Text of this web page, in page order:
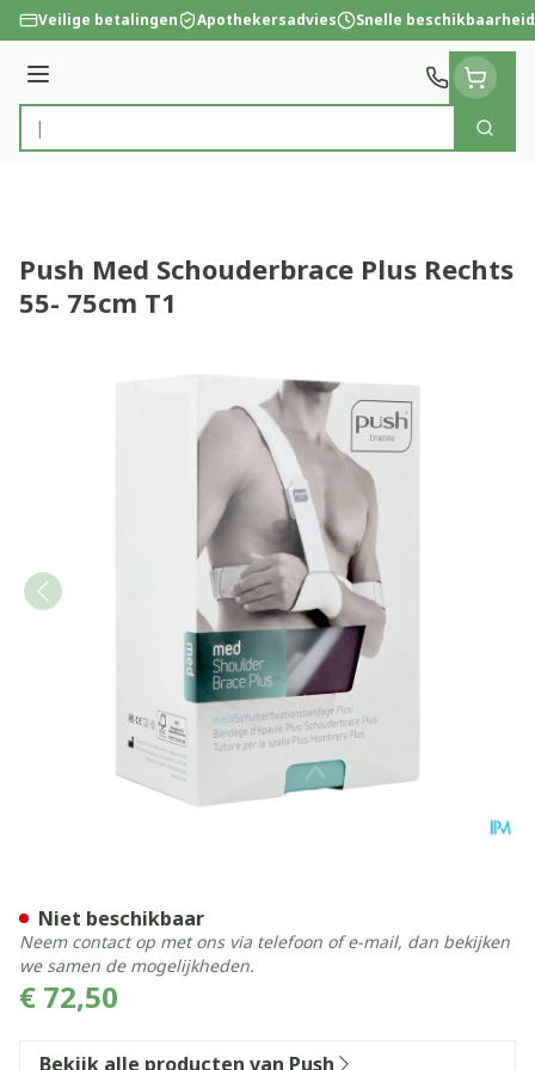
Ga naar de inhoud
Veilige betalingen Apothekersadvies Snelle beschikbaarheid
Menu
Product, merk, categorie...
Zoek
Push Med Schouderbrace Plus Rechts
55- 75cm T1
€ 72,50
Niet beschikbaar
Neem contact op met ons via telefoon of e-mail, dan bekijken
we samen de mogelijkheden.
Bekijk alle producten van Push